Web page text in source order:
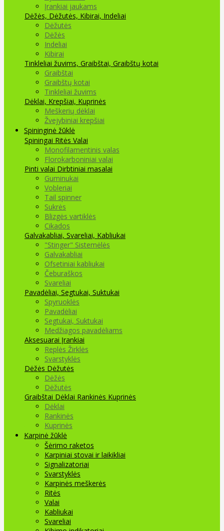
Įrankiai jaukams
Dėžės, Dėžutės, Kibirai, Indeliai
Dėžutės
Dėžės
Indeliai
Kibirai
Tinkleliai žuvims, Graibštai, Graibštų kotai
Graibštai
Graibštų kotai
Tinkleliai žuvims
Dėklai, Krepšiai, Kuprinės
Meškerių dėklai
Žvejybiniai krepšiai
Spininginė žūklė
Spiningai Ritės Valai
Monofilamentinis valas
Florokarboniniai valai
Pinti valai Dirbtiniai masalai
Guminukai
Vobleriai
Tail spinner
Sukrės
Blizgės vartiklės
Cikados
Galvakabliai, Svareliai, Kabliukai
"Stinger" Sistemėlės
Galvakabliai
Ofsetiniai kabliukai
Čeburaškos
Svareliai
Pavadėliai, Segtukai, Suktukai
Spyruoklės
Pavadėliai
Segtukai, Suktukai
Medžiagos pavadėliams
Aksesuarai Įrankiai
Replės Žirklės
Svarstyklės
Dėžės Dėžutės
Dėžės
Dėžutės
Graibštai Dėklai Rankinės Kuprinės
Dėklai
Rankinės
Kuprinės
Karpinė žūklė
Šėrimo raketos
Karpiniai stovai ir laikikliai
Signalizatoriai
Svarstyklės
Karpinės meškerės
Ritės
Valai
Kabliukai
Svareliai